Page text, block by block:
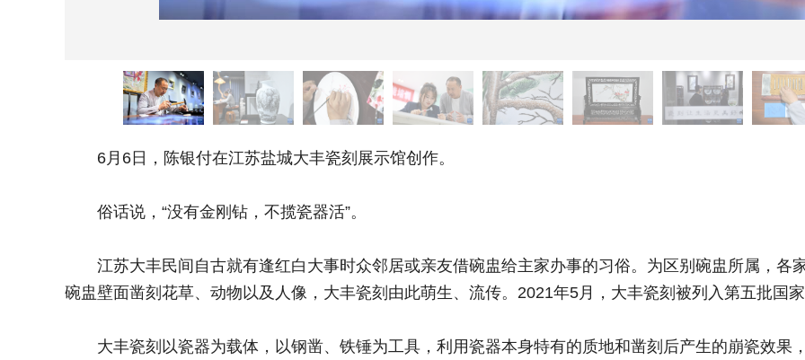
6月6日，陈银付在江苏盐城大丰瓷刻展示馆创作。
俗话说，“没有金刚钻，不揽瓷器活”。
江苏大丰民间自古就有逢红白大事时众邻居或亲友借碗盅给主家办事的习俗。为区别碗盅所属，各
碗盅壁面凿刻花草、动物以及人像，大丰瓷刻由此萌生、流传。2021年5月，大丰瓷刻被列入第五批国
大丰瓷刻以瓷器为载体，以钢凿、铁锤为工具，利用瓷器本身特有的质地和凿刻后产生的崩瓷效果